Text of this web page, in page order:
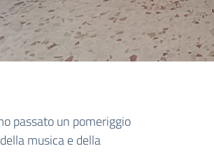
passato un pomeriggio
musica e della